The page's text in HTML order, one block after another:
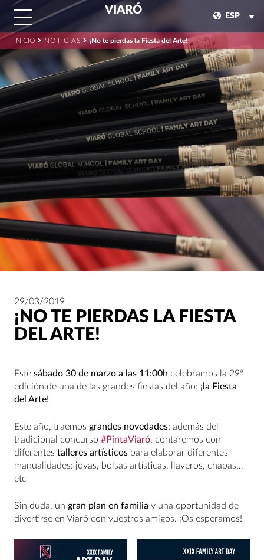
VIARÓ
ESP
INICIO NOTICIAS ¡No te pierdas la Fiesta del Arte!
29/03/2019
¡NO TE PIERDAS LA FIESTA
DEL ARTE!
Este sábado 30 de marzo a las 11:00h celebramos la 29ª
edición de una de las grandes fiestas del año: ¡la Fiesta
del Arte!
Este año, traemos grandes novedades: además del
tradicional concurso #PintaViaró, contaremos con
diferentes talleres artísticos para elaborar diferentes
manualidades: joyas, bolsas artísticas, llaveros, chapas…
etc
Sin duda, un gran plan en familia y una oportunidad de
divertirse en Viaró con vuestros amigos. ¡Os esperamos!